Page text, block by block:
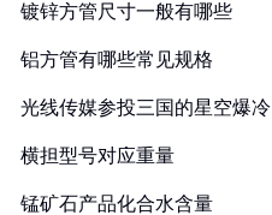
镀锌方管尺寸一般有哪些
铝方管有哪些常见规格
光线传媒参投三国的星空爆冷
横担型号对应重量
锰矿石产品化合水含量